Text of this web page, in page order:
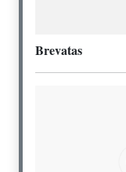
Brevatas